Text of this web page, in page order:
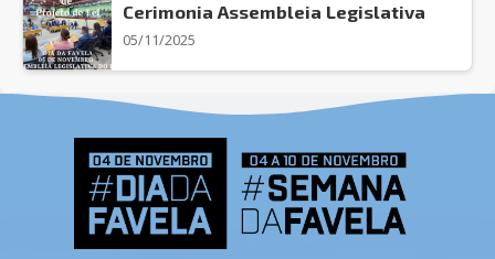
Cerimonia Assembleia Legislativa
05/11/2025